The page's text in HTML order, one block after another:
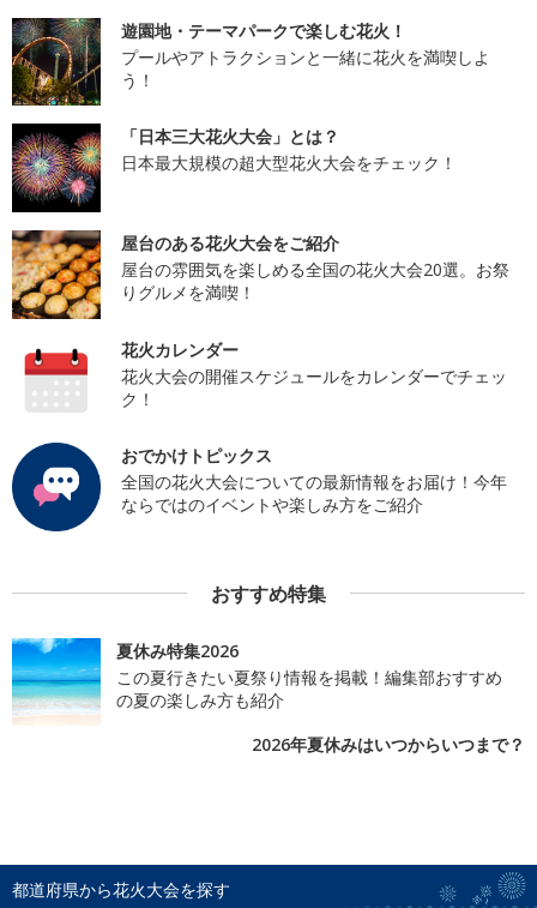
遊園地・テーマパークで楽しむ花火！
プールやアトラクションと一緒に花火を満喫しよ
う！
「日本三大花火大会」とは？
日本最大規模の超大型花火大会をチェック！
屋台のある花火大会をご紹介
屋台の雰囲気を楽しめる全国の花火大会20選。お祭
りグルメを満喫！
花火カレンダー
花火大会の開催スケジュールをカレンダーでチェッ
ク！
おでかけトピックス
全国の花火大会についての最新情報をお届け！今年
ならではのイベントや楽しみ方をご紹介
おすすめ特集
夏休み特集2026
この夏行きたい夏祭り情報を掲載！編集部おすすめ
の夏の楽しみ方も紹介
2026年夏休みはいつからいつまで？
都道府県から花火大会を探す